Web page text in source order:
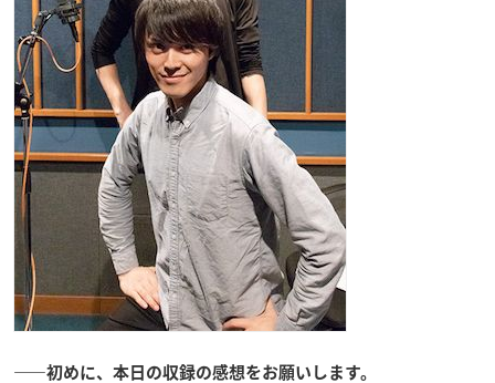
――初めに、本日の収録の感想をお願いします。